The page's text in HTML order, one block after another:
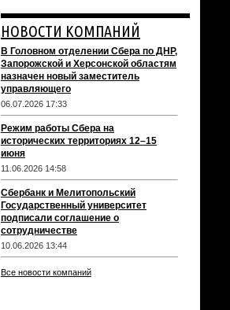
НОВОСТИ КОМПАНИЙ
В Головном отделении Сбера по ДНР,
Запорожской и Херсонской областям
назначен новый заместитель
управляющего
06.07.2026 17:33
Режим работы Сбера на
исторических территориях 12–15
июня
11.06.2026 14:58
Сбербанк и Мелитопольский
Государственный университет
подписали соглашение о
сотрудничестве
10.06.2026 13:44
Все новости компаний